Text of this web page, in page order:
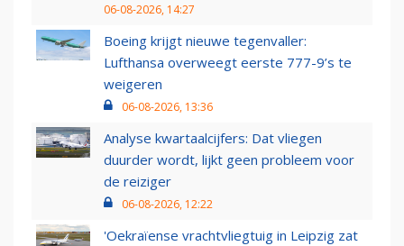
06-08-2026, 14:27
Boeing krijgt nieuwe tegenvaller:
Lufthansa overweegt eerste 777-9’s te
weigeren
06-08-2026, 13:36
Analyse kwartaalcijfers: Dat vliegen
duurder wordt, lijkt geen probleem voor
de reiziger
06-08-2026, 12:22
'Oekraïense vrachtvliegtuig in Leipzig zat